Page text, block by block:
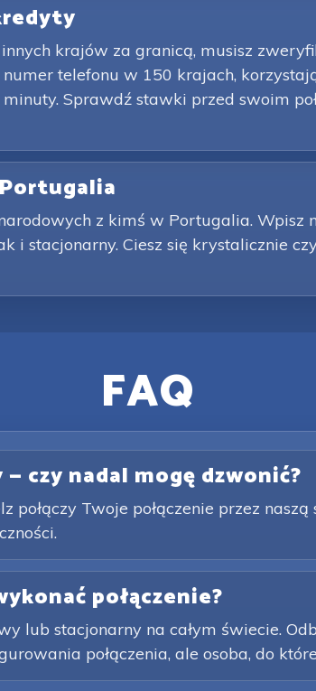
krajów za granicą, musisz
telefonu w 150 krajach,
Sprawdź stawki przed swoim
z kimś w Portugalia. Wpisz
i stacjonarny. Ciesz się krystalicznie
FAQ
czy nadal mogę dzwonić?
Twoje połączenie przez
połączenie?
lub stacjonarny na całym świecie.
połączenia, ale osoba, do